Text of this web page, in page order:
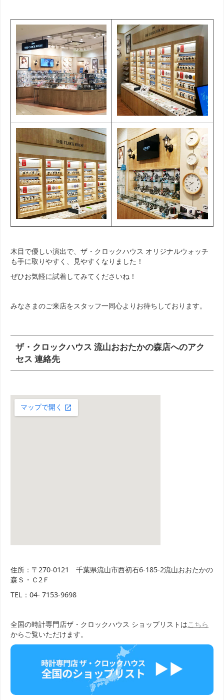
木目で優しい演出で、ザ・クロックハウス オリジナルウォッチ
も手に取りやすく、見やすくなりました！
ぜひお気軽に試着してみてくださいね！
みなさまのご来店をスタッフ一同心よりお待ちしております。
ザ・クロックハウス 流山おおたかの森店へのアク
セス 連絡先
住所：〒270-0121 千葉県流山市西初石6-185-2流山おおたかの
森Ｓ・Ｃ2Ｆ
TEL：04- 7153-9698
全国の時計専門店ザ・クロックハウス ショップリストは こちら
からご覧いただけます。